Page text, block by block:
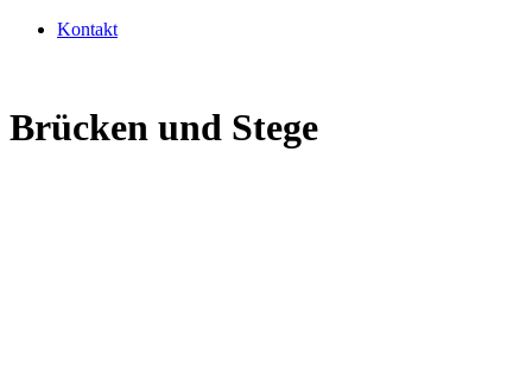
Kontakt
Brücken und Stege